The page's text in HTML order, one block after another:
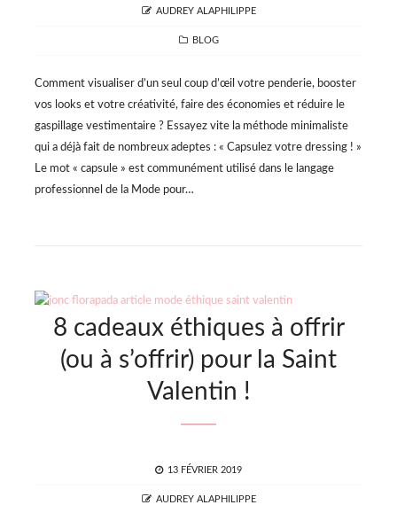
AUTHOR
AUDREY ALAPHILIPPE
CATEGORIES
BLOG
Comment visualiser d’un seul coup d’œil votre penderie, booster
vos looks et votre créativité, faire des économies et réduire le
gaspillage vestimentaire ? Essayez vite la méthode minimaliste
qui a déjà fait de nombreux adeptes : « Capsulez votre dressing ! »
Le mot « capsule » est communément utilisé dans le langage
professionnel de la Mode pour…
8 cadeaux éthiques à offrir
(ou à s’offrir) pour la Saint
Valentin !
POSTED
13 FÉVRIER 2019
AUTHOR
AUDREY ALAPHILIPPE